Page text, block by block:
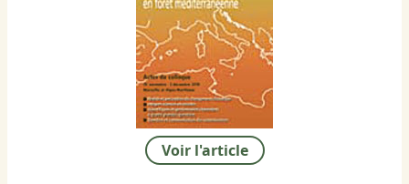
Voir l'article